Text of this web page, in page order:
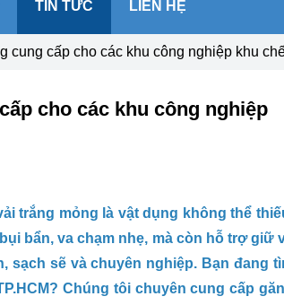
cho các khu công nghiệp
trắng mỏng là vật dụng không thể
bẩn, va chạm nhẹ, mà còn hỗ trợ giữ
sạch sẽ và chuyên nghiệp. Bạn đang
Chúng tôi chuyên cung cấp
cung cấp cho các khu công nghiệp khu
TIN TỨC LIÊN HỆ